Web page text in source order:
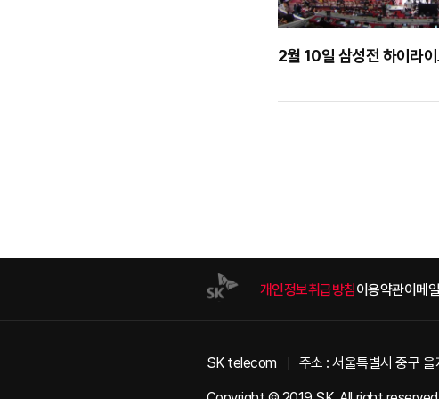
2월 10일 삼성전 하이라
개인정보취급방침이용약관이메
SK telecom 주소 : 서울특별시 중구